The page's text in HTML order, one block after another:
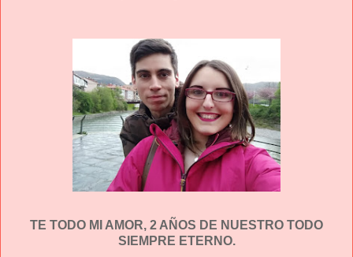
TE TODO MI AMOR, 2 AÑOS DE NUESTRO TODO
SIEMPRE ETERNO.